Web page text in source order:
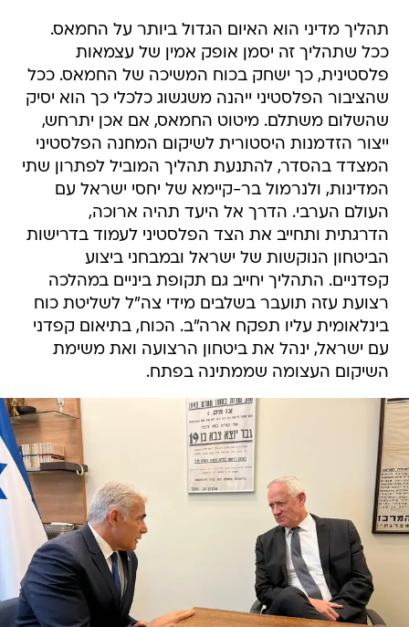
תהליך מדיני הוא האיום הגדול ביותר על החמאס.
ככל שתהליך זה יסמן אופק אמין של עצמאות
פלסטינית, כך ישחק בכוח המשיכה של החמאס. ככל
שהציבור הפלסטיני ייהנה משגשוג כלכלי כך הוא יסיק
שהשלום משתלם. מיטוט החמאס, אם אכן יתרחש,
ייצור הזדמנות היסטורית לשיקום המחנה הפלסטיני
המצדד בהסדר, להתנעת תהליך המוביל לפתרון שתי
המדינות, ולנרמול בר-קיימא של יחסי ישראל עם
העולם הערבי. הדרך אל היעד תהיה ארוכה,
הדרגתית ותחייב את הצד הפלסטיני לעמוד בדרישות
הביטחון הנוקשות של ישראל ובמבחני ביצוע
קפדניים. התהליך יחייב גם תקופת ביניים במהלכה
רצועת עזה תועבר בשלבים מידי צה"ל לשליטת כוח
בינלאומית עליו תפקח ארה"ב. הכוח, בתיאום קפדני
עם ישראל, ינהל את ביטחון הרצועה ואת משימת
השיקום העצומה שממתינה בפתח.